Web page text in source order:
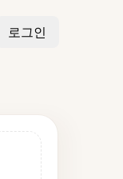
로그인